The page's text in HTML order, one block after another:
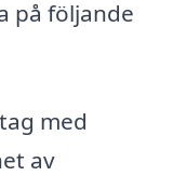
på följande
med
av